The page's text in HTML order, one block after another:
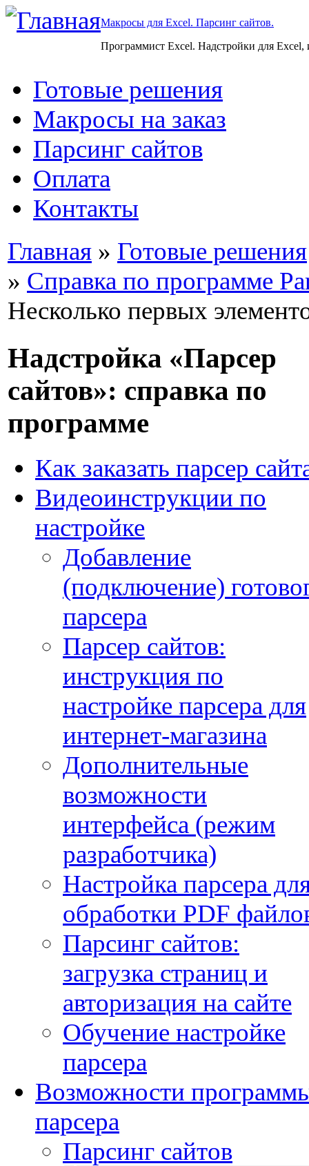
Макросы для Excel. Парсинг сайтов.
Программист Excel. Надстройки для Excel,
Готовые решения
Макросы на заказ
Парсинг сайтов
Оплата
Контакты
Главная » Готовые решения
» Справка по программе
Несколько первых
Надстройка «Парсер
сайтов»: справка по
программе
Как заказать парсер
Видеоинструкции по
настройке
Добавление
(подключение)
парсера
Парсер сайтов:
инструкция по
настройке парсера для
интернет-магазина
Дополнительные
возможности
интерфейса (режим
разработчика)
Настройка парсера
обработки PDF
Парсинг сайтов:
загрузка страниц и
авторизация на сайте
Обучение настройке
парсера
Возможности
парсера
Парсинг сайтов